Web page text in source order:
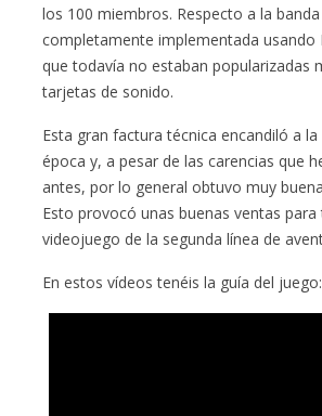
los 100 miembros. Respecto a la
completamente implementada usando
que todavía no estaban popularizadas
tarjetas de sonido.
Esta gran factura técnica encandiló a la
época y, a pesar de las carencias que
antes, por lo general obtuvo muy
Esto provocó unas buenas ventas
videojuego de la segunda línea de
En estos vídeos tenéis la guía del juego: